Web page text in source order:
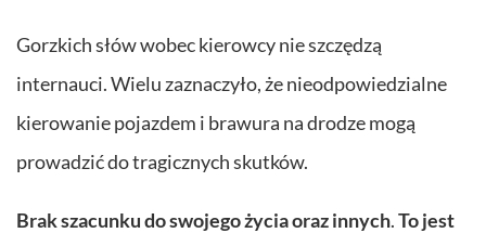
Gorzkich słów wobec kierowcy nie szczędzą
internauci. Wielu zaznaczyło, że nieodpowiedzialne
kierowanie pojazdem i brawura na drodze mogą
prowadzić do tragicznych skutków.
Brak szacunku do swojego życia oraz innych.To jest